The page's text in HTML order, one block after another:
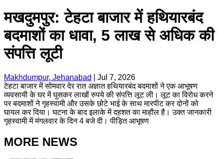
मखदुमपुर: टेहटा बाजार में हथियारबंद
बदमाशों का धावा, 5 लाख से अधिक की
संपत्ति लूटी
Makhdumpur, Jehanabad
Jul 7, 2026
टेहटा बाजार में सोमवार देर रात अज्ञात हथियारबंद बदमाशों ने एक आभूषण
व्यवसायी के घर में घुसकर लाखों रुपये की संपत्ति लूट ली। लूट का विरोध करने
पर बदमाशों ने गृहस्वामी और उसके छोटे भाई के साथ मारपीट कर दोनों को
घायल कर दिया। घटना के बाद इलाके में दहशत का माहौल है। उक्त जानकारी
गृहस्वामी में मंगलवार के दिन 4 बजे दी। पीड़ित आभूषण
MORE NEWS